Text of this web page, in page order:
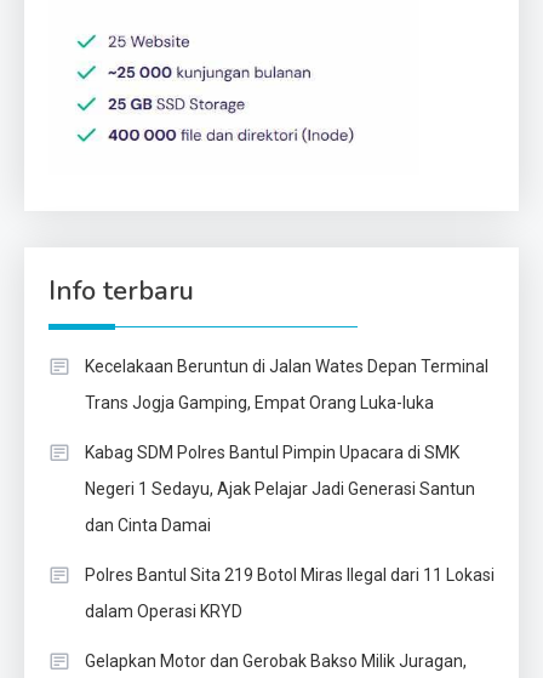
Info terbaru
Kecelakaan Beruntun di Jalan Wates Depan Terminal
Trans Jogja Gamping, Empat Orang Luka-luka
Kabag SDM Polres Bantul Pimpin Upacara di SMK
Negeri 1 Sedayu, Ajak Pelajar Jadi Generasi Santun
dan Cinta Damai
Polres Bantul Sita 219 Botol Miras Ilegal dari 11 Lokasi
dalam Operasi KRYD
Gelapkan Motor dan Gerobak Bakso Milik Juragan,